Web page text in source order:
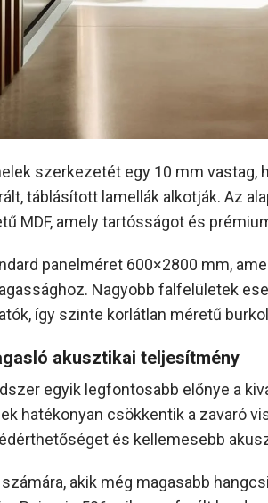
szerkezetét egy 10 mm vastag,
táblásított lamellák alkotják. Az
MDF, amely tartósságot és
panelméret 600×2800 mm,
Nagyobb falfelületek
így szinte korlátlan méretű
akusztikai teljesítmény
egyik legfontosabb előnye a
hatékonyan csökkentik a zavaró
és kellemesebb
akik még magasabb